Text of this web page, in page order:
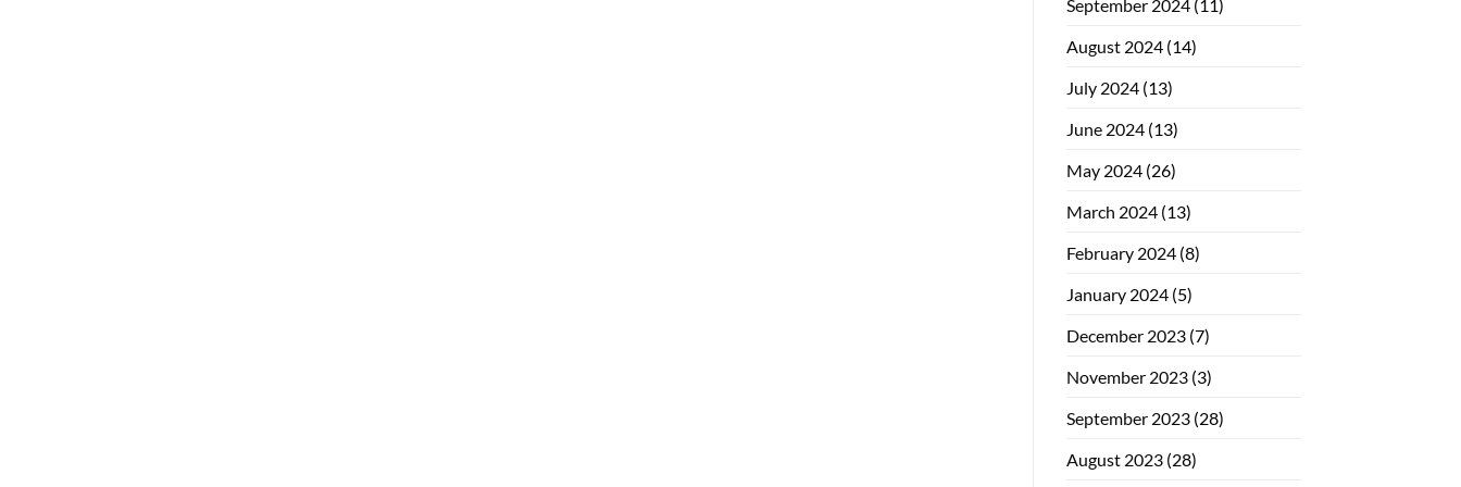
September 2024(11)
August 2024(14)
July 2024(13)
June 2024(13)
May 2024(26)
March 2024(13)
February 2024(8)
January 2024(5)
December 2023(7)
November 2023(3)
September 2023(28)
August 2023(28)